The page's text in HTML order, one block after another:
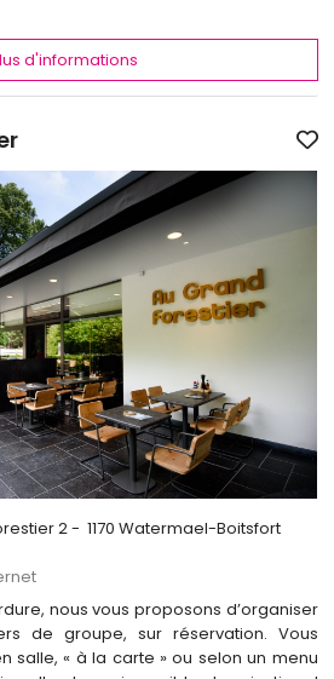
d'informations
2 - 1170 Watermael-Boitsfort
nous vous proposons d’organiser
de groupe, sur réservation. Vous
salle, « à la carte » ou selon un menu